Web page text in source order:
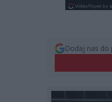
Dodaj nas do